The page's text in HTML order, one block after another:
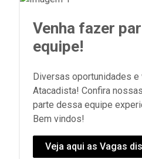
Venha fazer
equipe!
Diversas oportunidades e
Atacadista! Confira
parte dessa equipe
Bem vindos!
Veja aqui as Vagas